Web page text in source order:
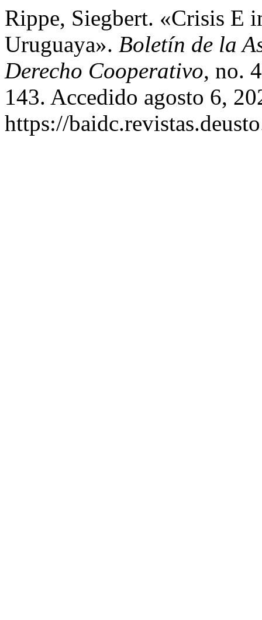
Rippe, Siegbert. «Crisis E
Uruguaya». Boletín de la
Derecho Cooperativo, no.
143. Accedido agosto 6,
https://